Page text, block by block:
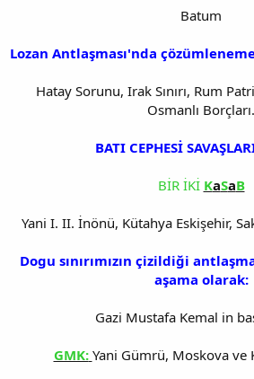
Batum
Lozan Antlaşması'nda
Hatay Sorunu, Irak Sınırı, Rum
Osmanlı Borçları.
BATI CEPHESİ
BİR İKİ KaSaB
Yani I. II. İnönü, Kütahya Eskişehir,
Dogu sınırımızın çizildiği
aşama olarak:
Gazi Mustafa Kemal in
GMK: Yani Gümrü, Moskova ve